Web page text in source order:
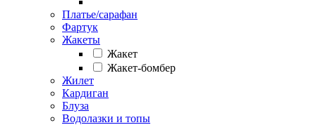
Платье/сарафан
Фартук
Жакеты
Жакет
Жакет-бомбер
Жилет
Кардиган
Блуза
Водолазки и топы